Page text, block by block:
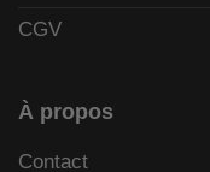
CGV
À propos
Contact